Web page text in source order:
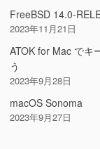
FreeBSD 14.0-
2023年11月21日
ATOK for Mac でキ
う
2023年9月28日
macOS Sonoma
2023年9月27日